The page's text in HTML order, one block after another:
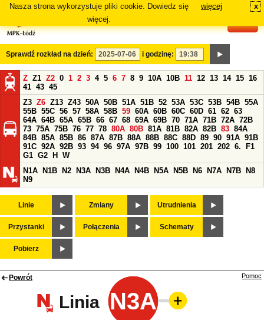
Nasza strona wykorzystuje pliki cookie. Dowiedz się
więcej.
więcej x
Sprawdź rozkład na dzień: i godzinę:
Z Z1 Z2 0 1 2 3 4 5 6 7 8 9 10A 10B 11 12 13 14 15 16
41 43 45
Z3 Z6 Z13 Z43 50A 50B 51A 51B 52 53A 53C 53B 54B 55A
55B 55C 56 57 58A 58B 59 60A 60B 60C 60D 61 62 63
64A 64B 65A 65B 66 67 68 69A 69B 70 71A 71B 72A 72B
73 75A 75B 76 77 78 80A 80B 81A 81B 82A 82B 83 84A
84B 85A 85B 86 87A 87B 88A 88B 88C 88D 89 90 91A 91B
91C 92A 92B 93 94 96 97A 97B 99 100 101 201 202 6.
F1
G1 G2 H
W
N1A
N1B N2 N3A N3B N4A N4B N5A N5B N6 N7A N7B
N8
N9
Linie Zmiany Utrudnienia
Przystanki Połączenia Schematy
Pobierz
Powrót
Linia N3A
Pomoc